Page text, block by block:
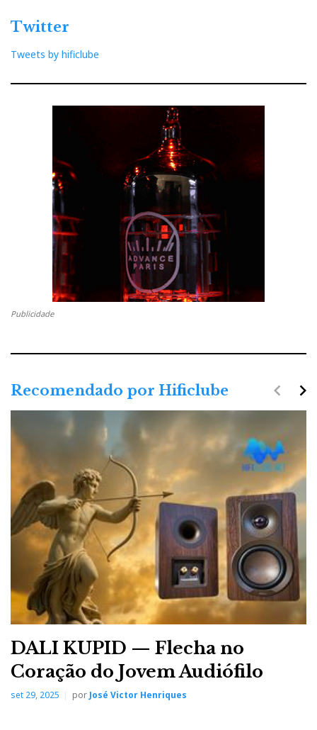
Twitter
Tweets by hificlube
Publicidade
Recomendado por Hificlube
DALI KUPID — Flecha no
Coração do Jovem Audiófilo
set 29, 2025 por José Victor Henriques
navigate_next
navigate_before